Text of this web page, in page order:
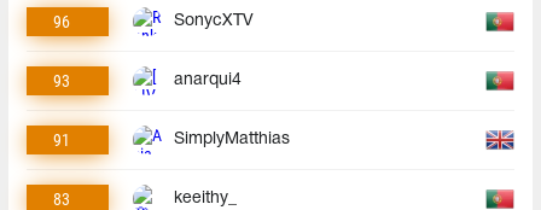
96 SonycXTV
93 anarqui4
91 SimplyMatthias
83 keeithy_